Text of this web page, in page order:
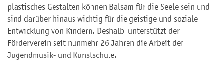
plastisches Gestalten können Balsam für die Seele sein und
sind darüber hinaus wichtig für die geistige und soziale
Entwicklung von Kindern. Deshalb unterstützt der
Förderverein seit nunmehr 26 Jahren die Arbeit der
Jugendmusik- und Kunstschule.